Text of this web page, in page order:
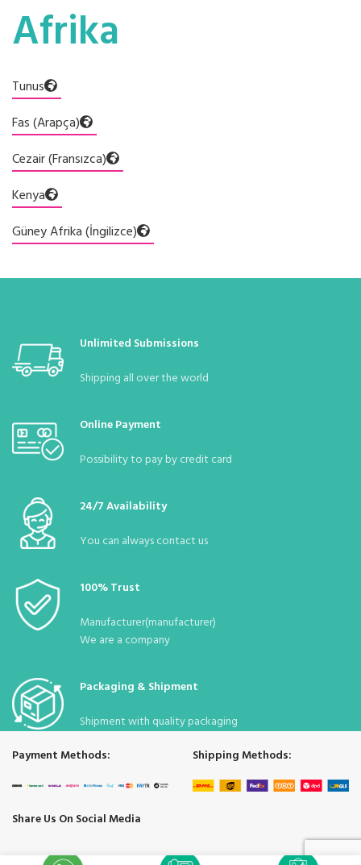
Afrika
Tunus
Fas (Arapça)
Cezair (Fransızca)
Kenya
Güney Afrika (İngilizce)
Unlimited Submissions
Shipping all over the world
Online Payment
Possibility to pay by credit card
24/7 Availability
You can always contact us
100% Trust
Manufacturer(manufacturer)
We are a company
Packaging & Shipment
Shipment with quality packaging
Payment Methods:
Shipping Methods:
Share Us On Social Media